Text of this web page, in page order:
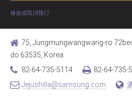
修改或取消预订
75, Jungmungwangwang-ro
do 63535, Korea
82-64-735-5114
82-64-735-
Jejushilla@samsung.com